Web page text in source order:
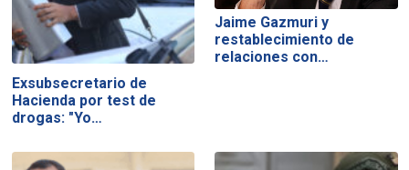
Exsubsecretario de
Hacienda por test de
drogas: "Yo…
Jaime Gazmuri y
restablecimiento de
relaciones con…